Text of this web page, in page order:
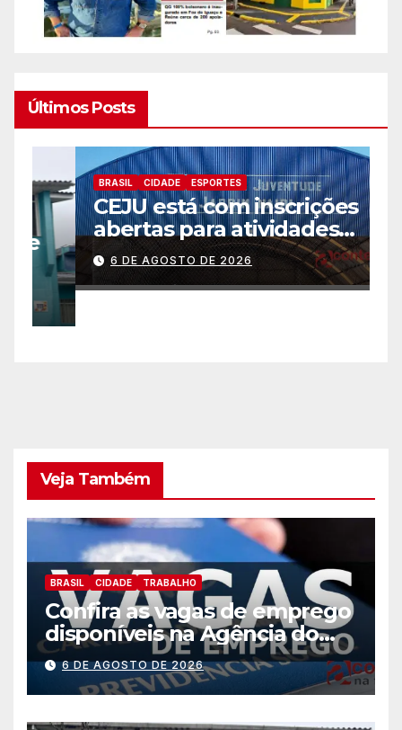
Últimos Posts
BRASIL CIDADE ESPORTES
CEJU está com inscrições
abertas para atividades
gratuitas
6 DE AGOSTO DE 2026
Veja Também
BRASIL CIDADE TRABALHO
Confira as vagas de emprego
disponíveis na Agência do
Trabalhador
6 DE AGOSTO DE 2026